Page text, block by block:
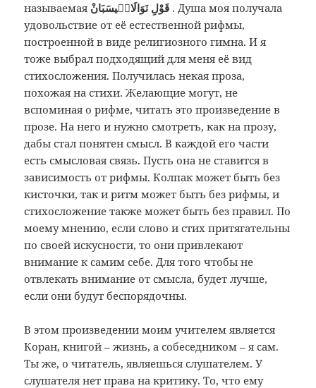
называемая قَوْلِ نَوَالَاسٖيسَبَانْ . Душа моя получала
удовольствие от её естественной рифмы,
построенной в виде религиозного гимна. И я
тоже выбрал подходящий для меня её вид
стихосложения. Получилась некая проза,
похожая на стихи. Желающие могут, не
вспоминая о рифме, читать это произведение в
прозе. На него и нужно смотреть, как на прозу,
дабы стал понятен смысл. В каждой его части
есть смысловая связь. Пусть она не ставится в
зависимость от рифмы. Колпак может быть без
кисточки, так и ритм может быть без рифмы, и
стихосложение также может быть без правил. По
моему мнению, если слово и стих притягательны
по своей искусности, то они привлекают
внимание к самим себе. Для того чтобы не
отвлекать внимание от смысла, будет лучше,
если они будут беспорядочны.
В этом произведении моим учителем является
Коран, книгой – жизнь, а собеседником – я сам.
Ты же, о читатель, являешься слушателем. У
слушателя нет права на критику. То, что ему